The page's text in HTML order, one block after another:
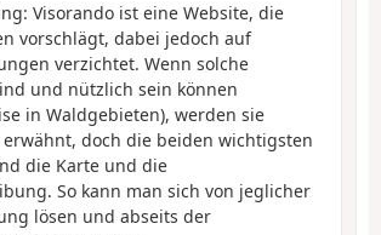
Visorando ist eine Website, die
vorschlägt, dabei jedoch auf
verzichtet. Wenn solche
und nützlich sein können
in Waldgebieten), werden sie
doch die beiden wichtigsten
die Karte und die
So kann man sich von jeglicher
lösen und abseits der